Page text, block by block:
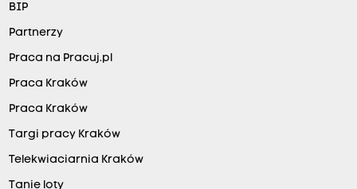
BIP
Partnerzy
Praca na Pracuj.pl
Praca Kraków
Praca Kraków
Targi pracy Kraków
Telekwiaciarnia Kraków
Tanie loty